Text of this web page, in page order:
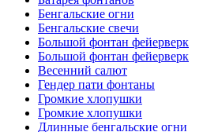
Бенгальские огни
Бенгальские свечи
Большой фонтан фейерверк
Большой фонтан фейерверк
Весенний салют
Гендер пати фонтаны
Громкие хлопушки
Громкие хлопушки
Длинные бенгальские огни